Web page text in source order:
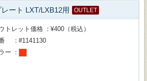
ート LXT/LXB12用 OUTLET
トレット価格
¥400（税込）
#1141130
ー